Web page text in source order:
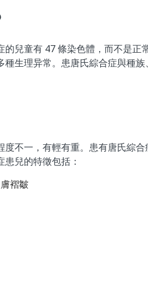
兒童有 47 條染色體，而不是正
生理异常。患唐氏綜合症與種族
不一，有輕有重。患有唐氏綜
兒的特徵包括：
褶皺